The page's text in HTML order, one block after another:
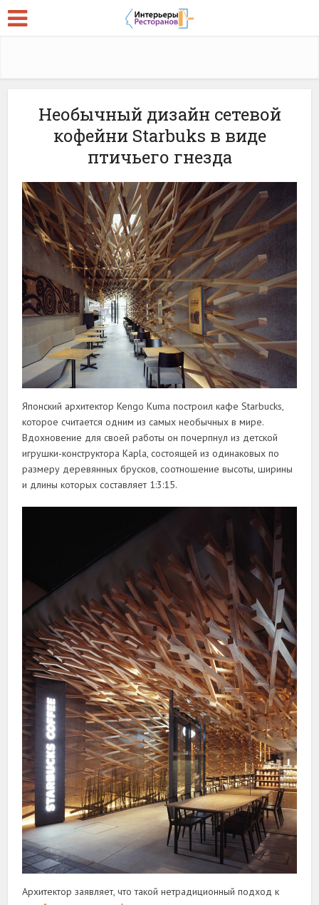
Необычный дизайн сетевой
кофейни Starbuks в виде
птичьего гнезда
Японский архитектор Kengo Kuma построил кафе Starbucks,
которое считается одним из самых необычных в мире.
Вдохновение для своей работы он почерпнул из детской
игрушки-конструктора Kapla, состоящей из одинаковых по
размеру деревянных брусков, соотношение высоты, ширины
и длины которых составляет 1:3:15.
Архитектор заявляет, что такой нетрадиционный подход к